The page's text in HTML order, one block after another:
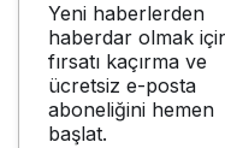
Yeni haberlerden
haberdar olmak
fırsatı kaçırma ve
ücretsiz e-posta
aboneliğini hemen
başlat.